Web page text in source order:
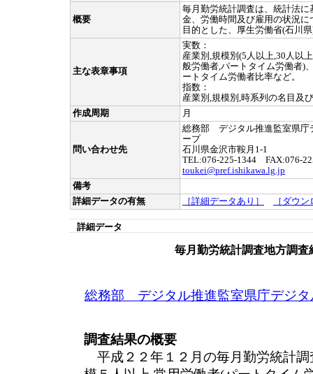
概要
毎月勤労統計調査は、統計法
金、労働時間及び雇用の状況
目的とした、厚生労働省(石川
主な表章事項
実数：
産業別,規模別(5人以上,30人以
般労働者,パートタイム労働者)
ートタイム労働者比率など。
指数：
産業別,規模別,時系列の名目及
作成周期
月
問い合わせ先
総務部 デジタル推進監室県庁
ープ
石川県金沢市鞍月1-1
TEL:076-225-1344 FAX:076-
toukei@pref.ishikawa.lg.jp
備考
詳細データの有無
［詳細データあり］ ［ダウ
詳細データ
毎月勤労統計調査地方調査
総務部 デジタル推進監室県庁デジ
調査結果の概要
平成２２年１２月の毎月勤労統計